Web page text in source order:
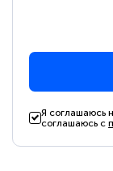
Я соглашаюсь
соглашаюсь с